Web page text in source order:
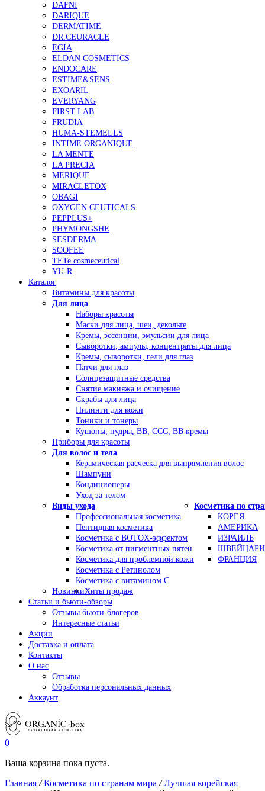
DAFNI
DARIQUE
DERMATIME
DR.CEURACLE
EGIA
ELDAN COSMETICS
ENDOCARE
ESTIME&SENS
EXOARIL
EVERYANG
FIRST LAB
FRUDIA
HUMA-STEMELLS
INTIME ORGANIQUE
LA MENTE
LA PRECIA
MERIQUE
MIRACLETOX
OBAGI
OXYGEN CEUTICALS
PEPPLUS+
PHYMONGSHE
SESDERMA
SOOFEE
TETe cosmeceutical
YU-R
Каталог
Витамины для красоты
Для лица
Наборы красоты
Маски для лица, шеи, декольте
Кремы, эссенции, эмульсии для лица
Сыворотки, ампулы, концентраты для лица
Кремы, сыворотки, гели для глаз
Патчи для глаз
Солнцезащитные средства
Снятие макияжа и очищение
Скрабы для лица
Пилинги для кожи
Тоники и тонеры
Кушоны, пудры, ВВ, ССС, ВВ кремы
Приборы для красоты
Для волос и тела
Керамическая расческа для выпрямления волос
Шампуни
Кондиционеры
Уход за телом
Виды ухода
Профессиональная косметика
Пептидная косметика
Косметика с BOTOX-эффектом
Косметика от пигментных пятен
Косметика для проблемной кожи
Косметика с Ретинолом
Косметика с витамином С
Косметика по
КОРЕЯ
АМЕРИКА
ИЗРАИЛЬ
ФРАНЦИЯ
НовинкиХиты продаж
Статьи и бьюти-обзоры
Отзывы бьюти-блогеров
Интересные статьи
Акции
Доставка и оплата
Контакты
О нас
Отзывы
Обработка персональных данных
Аккаунт
0
Ваша корзина пока пуста.
Главная /Косметика по странам мира /Лучшая корейская